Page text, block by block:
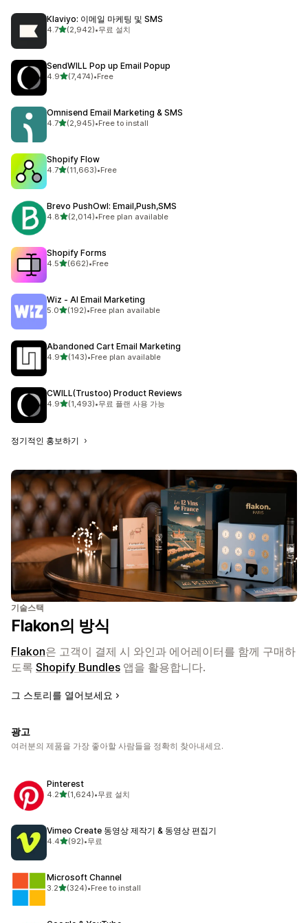
Klaviyo: 이메일 마케팅 및 SMS
4.7별 5개 중
(2,942)
총 리뷰 2942개
•무료 설치
SendWILL Pop up Email Popup
4.9별 5개 중
(7,474)
총 리뷰 7474개
•Free
Omnisend Email Marketing & SMS
4.7별 5개 중
(2,945)
총 리뷰 2945개
•Free to install
Shopify Flow
4.7별 5개 중
(11,663)
총 리뷰 11663개
•Free
Brevo PushOwl: Email,Push,SMS
4.8별 5개 중
(2,014)
총 리뷰 2014개
•Free plan available
Shopify Forms
4.5별 5개 중
(662)
총 리뷰 662개
•Free
Wiz ‑ AI Email Marketing
5.0별 5개 중
(192)
총 리뷰 192개
•Free plan available
Abandoned Cart Email Marketing
4.9별 5개 중
(143)
총 리뷰 143개
•Free plan available
CWILL(Trustoo) Product Reviews
4.9별 5개 중
(1,493)
총 리뷰 1493개
•무료 플랜 사용 가능
정기적인 홍보하기
기술스택
Flakon의 방식
Flakon은 고객이 결제 시 와인과 에어레이터를 함께 구매하
도록 Shopify Bundles 앱을 활용합니다.
그 스토리를 열어보세요
광고
여러분의 제품을 가장 좋아할 사람들을 정확히 찾아내세요.
Pinterest
4.2별 5개 중
(1,624)
총 리뷰 1624개
•무료 설치
Vimeo Create 동영상 제작기 & 동영상 편집기
4.4별 5개 중
(92)
총 리뷰 92개
•무료
Microsoft Channel
3.2별 5개 중
(324)
총 리뷰 324개
•Free to install